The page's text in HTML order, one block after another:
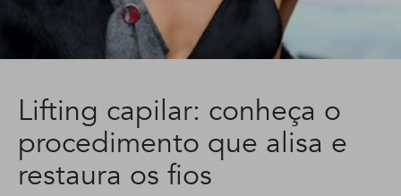
Lifting capilar: conheça o
procedimento que alisa e
restaura os fios